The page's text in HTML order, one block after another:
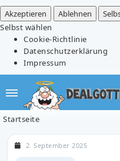
Akzeptieren
Ablehnen
Selbst wählen
Cookie-Richtlinie
Datenschutzerklärung
Impressum
Startseite
2. September 2025